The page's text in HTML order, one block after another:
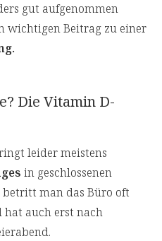
gut aufgenommen
wichtigen Beitrag zu einer
Die Vitamin D-
leider meistens
in geschlossenen
betritt man das Büro oft
auch erst nach